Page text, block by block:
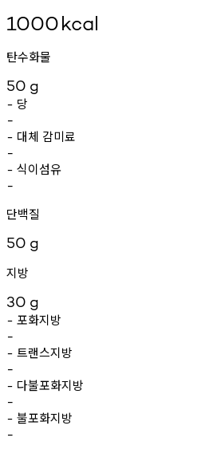
1000kcal
탄수화물
50 g
- 당
-
- 대체 감미료
-
- 식이섬유
-
단백질
50 g
지방
30 g
- 포화지방
-
- 트랜스지방
-
- 다불포화지방
-
- 불포화지방
-